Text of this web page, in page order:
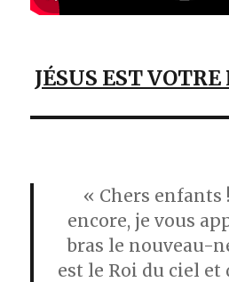
JÉSUS EST
« Chers enfants
encore, je vous
bras le nouveau-
est le Roi du ciel et